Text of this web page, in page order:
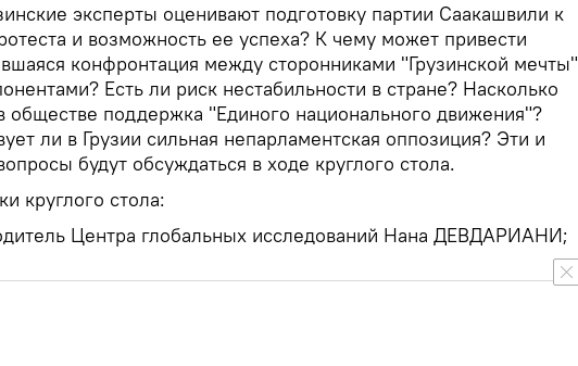
эксперты оценивают подготовку партии Саакашвили к
и возможность ее успеха? К чему может привести
конфронтация между сторонниками "Грузинской мечты"
Есть ли риск нестабильности в стране? Насколько
обществе поддержка "Единого национального движения"?
ли в Грузии сильная непарламентская оппозиция? Эти и
будут обсуждаться в ходе круглого стола.
круглого стола:
Центра глобальных исследований Нана ДЕВДАРИАНИ;